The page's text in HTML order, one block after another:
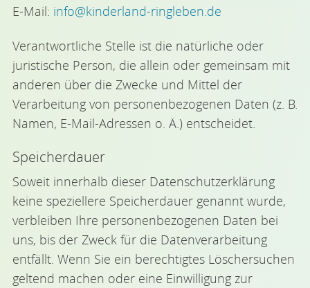
E-Mail: info@kinderland-ringleben.de
Verantwortliche Stelle ist die natürliche oder
juristische Person, die allein oder gemeinsam mit
anderen über die Zwecke und Mittel der
Verarbeitung von personenbezogenen Daten (z. B.
Namen, E-Mail-Adressen o. Ä.) entscheidet.
Speicherdauer
Soweit innerhalb dieser Datenschutzerklärung
keine speziellere Speicherdauer genannt wurde,
verbleiben Ihre personenbezogenen Daten bei
uns, bis der Zweck für die Datenverarbeitung
entfällt. Wenn Sie ein berechtigtes Löschersuchen
geltend machen oder eine Einwilligung zur